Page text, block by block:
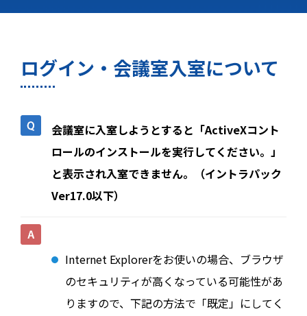
ログイン・会議室入室について
会議室に入室しようとすると「ActiveXコント
ロールのインストールを実行してください。」
と表示され入室できません。（イントラパック
Ver17.0以下）
Internet Explorerをお使いの場合、ブラウザ
のセキュリティが高くなっている可能性があ
りますので、下記の方法で「既定」にしてく